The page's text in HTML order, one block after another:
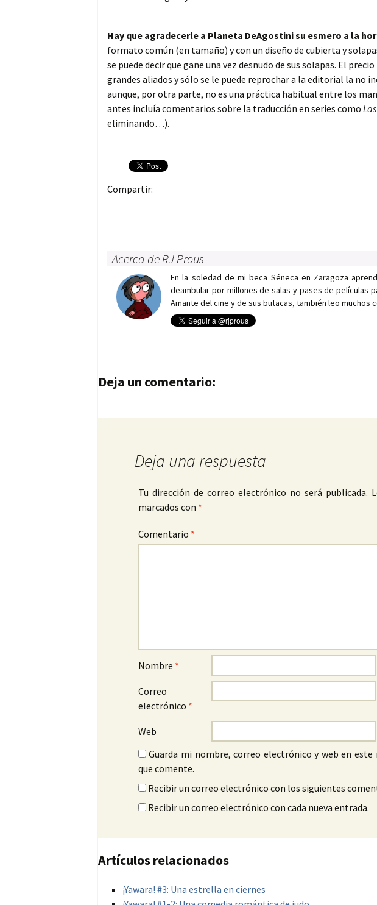
Hay que agradecerle a Planeta DeAgostini su esmero a la
formato común (en tamaño) y con un diseño de cubierta y
se puede decir que gane una vez desnudo de sus solapas. El
grandes aliados y sólo se le puede reprochar a la editorial la no
aunque, por otra parte, no es una práctica habitual entre los
antes incluía comentarios sobre la traducción en series como
eliminando…).
Compartir:
Acerca de RJ Prous
En la soledad de mi beca Séneca en Zaragoza
deambular por millones de salas y pases de películas
Amante del cine y de sus butacas, también leo muchos
Navegación de entradas
Deja un comentario:
Deja una respuesta
Tu dirección de correo electrónico no será publicada.
marcados con *
Comentario *
Nombre *
Correo
electrónico *
Web
Guarda mi nombre, correo electrónico y web en este
que comente.
Recibir un correo electrónico con los siguientes
Recibir un correo electrónico con cada nueva entrada.
Artículos relacionados
¡Yawara! #3: Una estrella en ciernes